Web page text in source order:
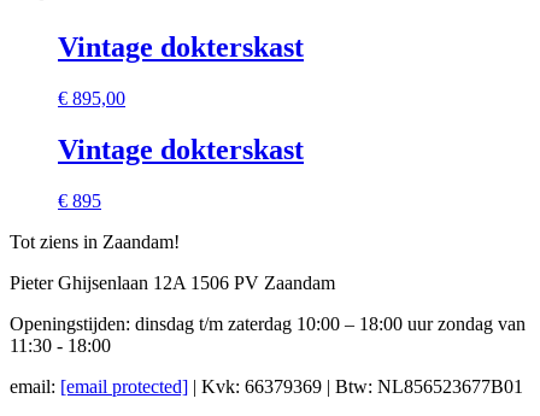
Vintage dokterskast
€ 895,00
Vintage dokterskast
€ 895
Tot ziens in Zaandam!
Pieter Ghijsenlaan 12A 1506 PV Zaandam
Openingstijden: dinsdag t/m zaterdag 10:00 – 18:00 uur zondag van
11:30 - 18:00
email: [email protected] | Kvk: 66379369 | Btw: NL856523677B01